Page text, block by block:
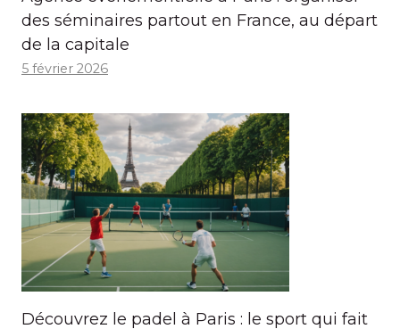
des séminaires partout en France, au départ
de la capitale
5 février 2026
Découvrez le padel à Paris : le sport qui fait